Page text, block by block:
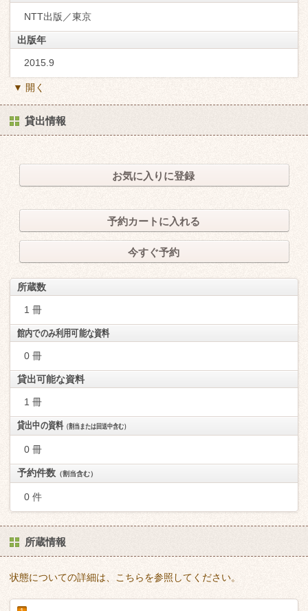
NTT出版／東京
出版年
2015.9
▼ 開く
貸出情報
お気に入りに登録
予約カートに入れる
今すぐ予約
所蔵数
1 冊
館内でのみ利用可能な資料
0 冊
貸出可能な資料
1 冊
貸出中の資料（割当または回送中含む）
0 冊
予約件数 （割当含む）
0 件
所蔵情報
状態についての詳細は、こちらを参照してください。